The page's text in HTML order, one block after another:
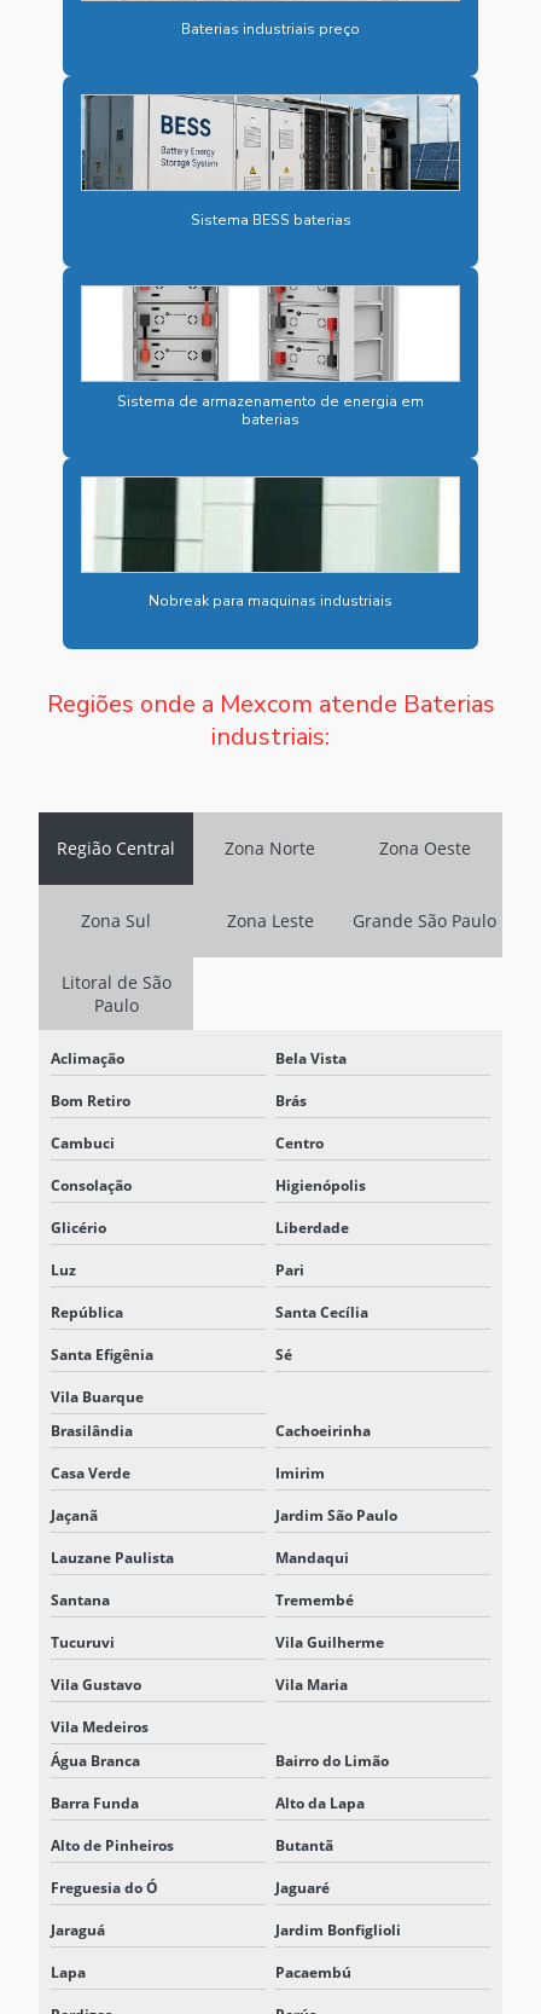
BATERIAS INDUSTRIAIS PREÇO
BESS PARA ENERGIA SOLAR
BESS PARA INDÚSTRIAS
BESS PARA SUBESTAÇÕES DE ENERGIA
CARREGADOR 125VCC
CARREGADOR DE BATERIA INDUSTRIAL
CARREGADOR CAMINHÃO ELÉTRICO
CARREGADOR CARRO ELÉTRICO RÁPIDO
CARREGADOR ELÉTRICO RÁPIDO
CARREGADOR ELÉTRICO VEICULAR
CARREGADOR ÔNIBUS ELÉTRICO
CARREGADOR VEICULAR DC
CARREGADOR VEICULAR ELÉTRICO
CARREGADORES INDUSTRIAIS PREÇO
CONTRATAR SISTEMA BESS
BESS
EMPRESA DE SISTEMA BESS
FABRICANTE DE SISTEMA BESS
FORNECEDOR DE BATERIA ESTACIONARIA
FORNECEDOR DE SISTEMA BESS
INVERSOR 125VCC
INVERSOR 125VCC PARA 220VCA
NOBREAK INDUSTRIAL
NOBREAK INDUSTRIAL PREÇO
NOBREAK MODULAR
NOBREAK MODULAR TRIFÁSICO
NOBREAK PREÇO
NOBREAK PROFISSIONAL
NOBREAK TRIFÁSICO
NOBREAK TRIFÁSICO 220V
NOBREAK TRIFÁSICO 380V
NOBREAK UPS
NOBREAK VALOR
NOBREAKS
PROJETO DE SISTEMAS BESS
REPRESENTANTE DELTA ELECTRONICS
REPRESENTANTE DELTA ELECTRONICS SÃO PAULO
Baterias industriais preço
Sistema BESS baterias
Sistema de armazenamento de energia em
baterias
Nobreak para maquinas industriais
Regiões onde a Mexcom atende Baterias
industriais:
Região Central Zona Norte Zona Oeste
Zona Sul Zona Leste Grande São Paulo
Litoral de São
Paulo
Aclimação Bela Vista
Bom Retiro Brás
Cambuci Centro
Consolação Higienópolis
Glicério Liberdade
Luz Pari
República Santa Cecília
Santa Efigênia Sé
Vila Buarque
Brasilândia
Cachoeirinha
Casa Verde Imirim
Jaçanã Jardim São Paulo
Lauzane Paulista Mandaqui
Santana Tremembé
Tucuruvi Vila Guilherme
Vila Gustavo Vila Maria
Vila Medeiros
Água Branca
Bairro do Limão
Barra Funda Alto da Lapa
Alto de Pinheiros Butantã
Freguesia do Ó Jaguaré
Jaraguá Jardim Bonfiglioli
Lapa Pacaembú